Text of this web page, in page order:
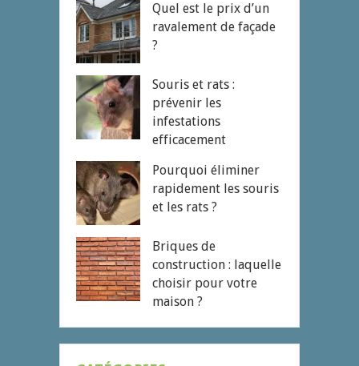
Quel est le prix d’un
ravalement de façade
?
Souris et rats :
prévenir les
infestations
efficacement
Pourquoi éliminer
rapidement les souris
et les rats ?
Briques de
construction : laquelle
choisir pour votre
maison ?